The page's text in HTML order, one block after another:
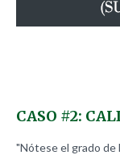
CASO #2:
"Nótese el grado de